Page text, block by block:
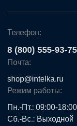
Телефон:
8 (800) 555-93-75
Почта:
shop@intelka.ru
Режим работы:
Пн.-Пт.: 09:00-18:00
Сб.-Вс.: Выходной